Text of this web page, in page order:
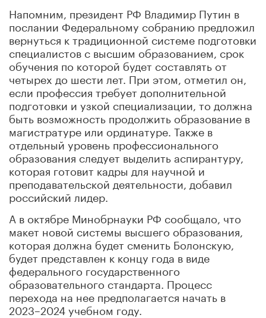
Напомним, президент РФ Владимир Путин в
послании Федеральному собранию предложил
вернуться к традиционной системе подготовки
специалистов с высшим образованием, срок
обучения по которой будет составлять от
четырех до шести лет. При этом, отметил он,
если профессия требует дополнительной
подготовки и узкой специализации, то должна
быть возможность продолжить образование в
магистратуре или ординатуре. Также в
отдельный уровень профессионального
образования следует выделить аспирантуру,
которая готовит кадры для научной и
преподавательской деятельности, добавил
российский лидер.
А в октябре Минобрнауки РФ сообщало, что
макет новой системы высшего образования,
которая должна будет сменить Болонскую,
будет представлен к концу года в виде
федерального государственного
образовательного стандарта. Процесс
перехода на нее предполагается начать в
2023–2024 учебном году.